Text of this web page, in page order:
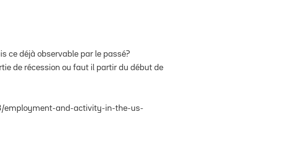
ce déjà observable par le passé?
de récession ou faut il partir du début de
employment-and-activity-in-the-us-